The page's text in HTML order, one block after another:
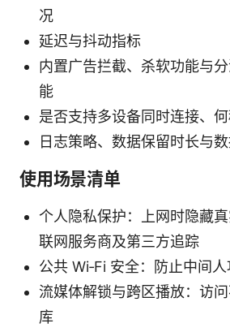
况
延迟与抖动指标
内置广告拦截、杀软功能与
能
是否支持多设备同时连接、
日志策略、数据保留时长与
使用场景清单
个人隐私保护：上网时隐藏
联网服务商及第三方追踪
公共 Wi‑Fi 安全：防止中间
流媒体解锁与跨区播放：访
库